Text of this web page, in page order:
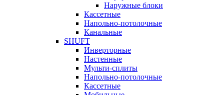
Наружные блоки
Кассетные
Напольно-потолочные
Канальные
SHUFT
Инверторные
Настенные
Мульти-сплиты
Напольно-потолочные
Кассетные